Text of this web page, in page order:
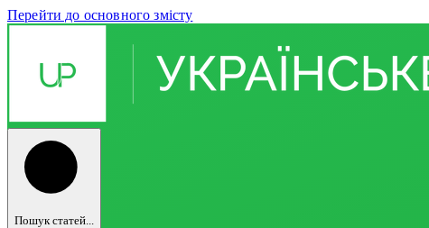
Перейти до основного змісту
Пошук статей...